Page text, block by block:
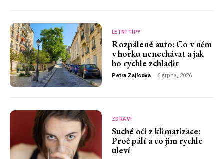
LETNÍ TIPY
Rozpálené auto: Co v něm
v horku nenechávat a jak
ho rychle zchladit
Petra Zajícova - 6 srpna, 2026
ZDRAVÍ
Suché oči z klimatizace:
Proč pálí a co jim rychle
uleví